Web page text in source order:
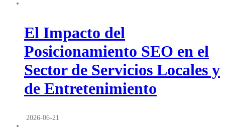
El Impacto del
Posicionamiento SEO en el
Sector de Servicios Locales y
de Entretenimiento
2026-06-21